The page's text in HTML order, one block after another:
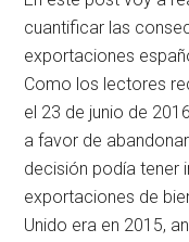
cuantificar las
exportaciones
Como los lectores
el 23 de junio de
a favor de
decisión podía tener
exportaciones de
Unido era en 2015,